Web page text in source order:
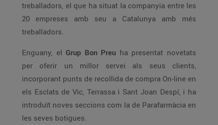
treballadors, el que ha situat la companyia entre les
20 empreses amb seu a Catalunya amb més
treballadors.
Enguany, el Grup Bon Preu ha presentat novetats
per oferir un millor servei als seus clients,
incorporant punts de recollida de compra On-line en
els Esclats de Vic, Terrassa i Sant Joan Despí, i ha
introduït noves seccions com la de Parafarmàcia en
les seves botigues.